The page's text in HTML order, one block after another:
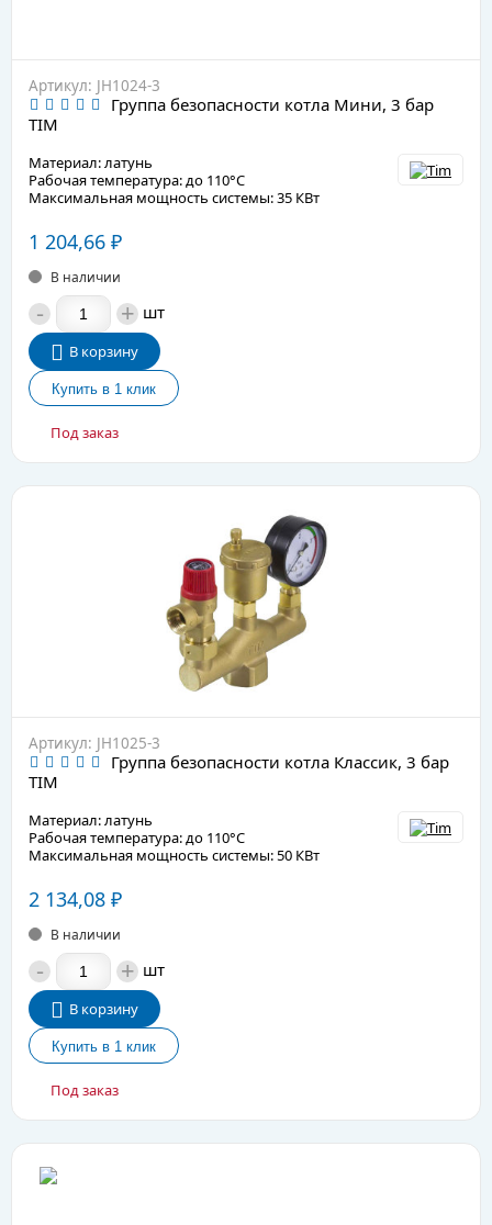
Артикул: JH1024-3
Группа безопасности котла Мини, 3 бар
TIM
Материал: латунь
Рабочая температура: до 110°C
Максимальная мощность системы: 35 КВт
1 204,66 ₽
В наличии
- + шт
В корзину
Под заказ
Артикул: JH1025-3
Группа безопасности котла Классик, 3 бар
TIM
Материал: латунь
Рабочая температура: до 110°C
Максимальная мощность системы: 50 КВт
2 134,08 ₽
В наличии
- + шт
В корзину
Под заказ